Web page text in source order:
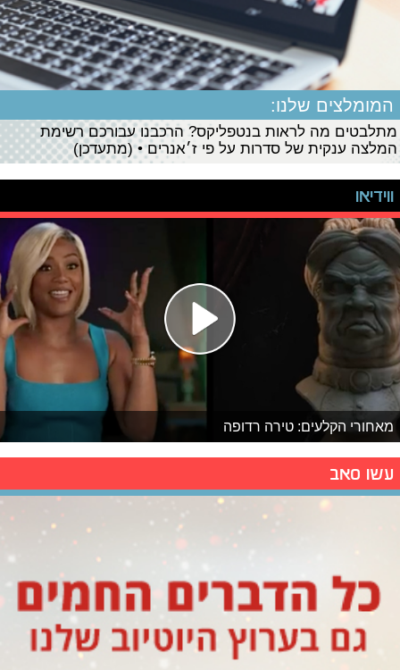
המומלצים שלנו:
מתלבטים מה לראות בנטפליקס? הרכבנו עבורכם רשימת
המלצה ענקית של סדרות על פי ז׳אנרים • (מתעדכן)
ווידיאו
מאחורי הקלעים: טירה רדופה
עשו סאב